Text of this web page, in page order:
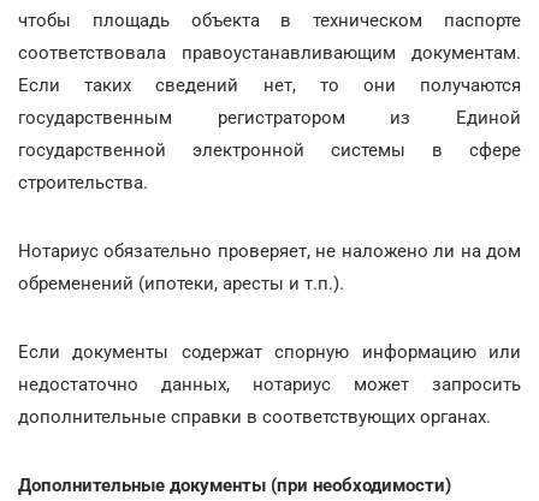
чтобы площадь объекта в техническом паспорте
соответствовала правоустанавливающим документам.
Если таких сведений нет, то они получаются
государственным регистратором из Единой
государственной электронной системы в сфере
строительства.
Нотариус обязательно проверяет, не наложено ли на дом
обременений (ипотеки, аресты и т.п.).
Если документы содержат спорную информацию или
недостаточно данных, нотариус может запросить
дополнительные справки в соответствующих органах.
Дополнительные документы (при необходимости)